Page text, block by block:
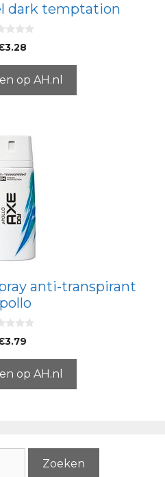
dark temptation
3.28
op AH.nl
anti-transpirant
3.79
op AH.nl
Zoeken